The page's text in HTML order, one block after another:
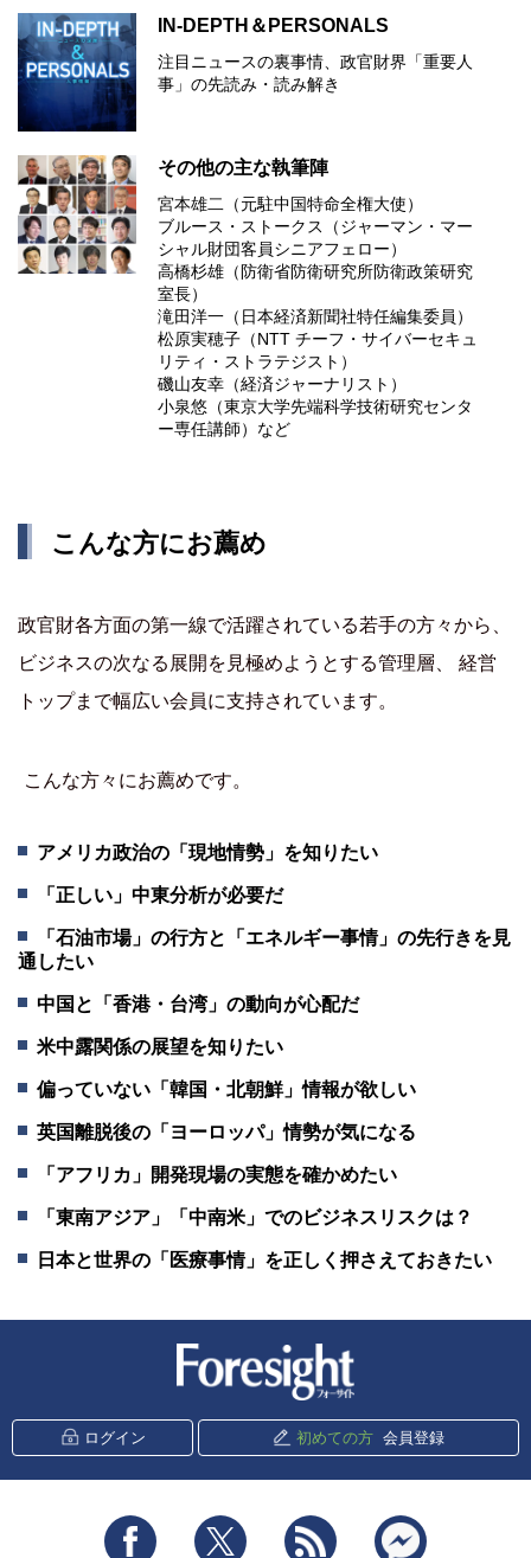
IN-DEPTH＆PERSONALS
注目ニュースの裏事情、政官財界「重要人
事」の先読み・読み解き
その他の主な執筆陣
宮本雄二（元駐中国特命全権大使）
ブルース・ストークス（ジャーマン・マー
シャル財団客員シニアフェロー）
高橋杉雄（防衛省防衛研究所防衛政策研究
室長）
滝田洋一（日本経済新聞社特任編集委員）
松原実穂子（NTT チーフ・サイバーセキュ
リティ・ストラテジスト）
磯山友幸（経済ジャーナリスト）
小泉悠（東京大学先端科学技術研究センタ
ー専任講師）など
こんな方にお薦め
政官財各方面の第一線で活躍されている若手の方々から、
ビジネスの次なる展開を見極めようとする管理層、 経営
トップまで幅広い会員に支持されています。
こんな方々にお薦めです。
アメリカ政治の「現地情勢」を知りたい
「正しい」中東分析が必要だ
「石油市場」の行方と「エネルギー事情」の先行きを見
通したい
中国と「香港・台湾」の動向が心配だ
米中露関係の展望を知りたい
偏っていない「韓国・北朝鮮」情報が欲しい
英国離脱後の「ヨーロッパ」情勢が気になる
「アフリカ」開発現場の実態を確かめたい
「東南アジア」「中南米」でのビジネスリスクは？
日本と世界の「医療事情」を正しく押さえておきたい
ログイン 初めての方 会員登録
Facebook Twitter RSS